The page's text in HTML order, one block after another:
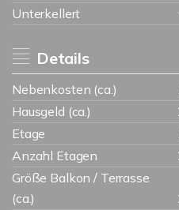
Unterkellert
Details
Nebenkosten (ca.)
Hausgeld (ca.)
Etage
Anzahl Etagen
Größe Balkon / Terrasse
(ca.)